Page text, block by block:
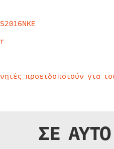
προειδοποιούν για
ΣΕ